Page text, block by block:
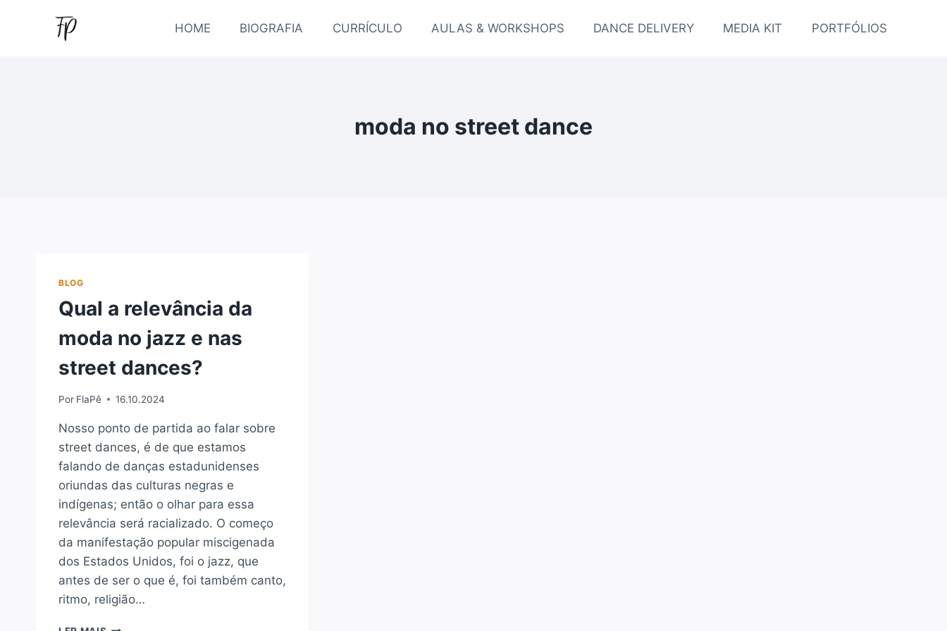
HOME BIOGRAFIA CURRÍCULO AULAS & WORKSHOPS DANCE DELIVERY MEDIA KIT PORTFÓLIOS
moda no street dance
BLOG
Qual a relevância da
moda no jazz e nas
street dances?
Por FlaPê 16.10.2024
Nosso ponto de partida ao falar sobre
street dances, é de que estamos
falando de danças estadunidenses
oriundas das culturas negras e
indígenas; então o olhar para essa
relevância será racializado. O começo
da manifestação popular miscigenada
dos Estados Unidos, foi o jazz, que
antes de ser o que é, foi também canto,
ritmo, religião…
QUAL